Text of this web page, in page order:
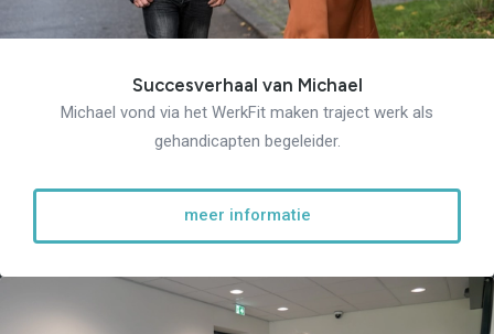
Succesverhaal van Michael
Michael vond via het WerkFit maken traject werk als
gehandicapten begeleider.
meer informatie